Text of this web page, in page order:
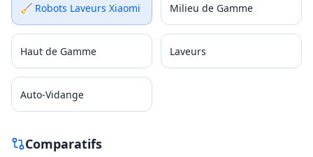
🧹 Robots Laveurs Xiaomi Milieu de Gamme
Haut de Gamme Laveurs
Auto-Vidange
Comparatifs